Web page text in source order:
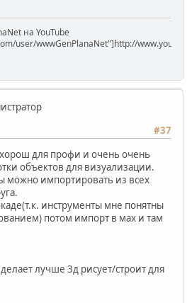
на YouTube
user/wwwGenPlanaNet"]http://
#37
для профи и очень очень
объектов для визуализации.
можно импортировать из всех
инструменты мне понятны
потом импорт в мах и там
лучше 3д рисует/строит для